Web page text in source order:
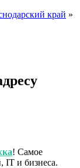
край »
! Самое
IT и бизнеса.